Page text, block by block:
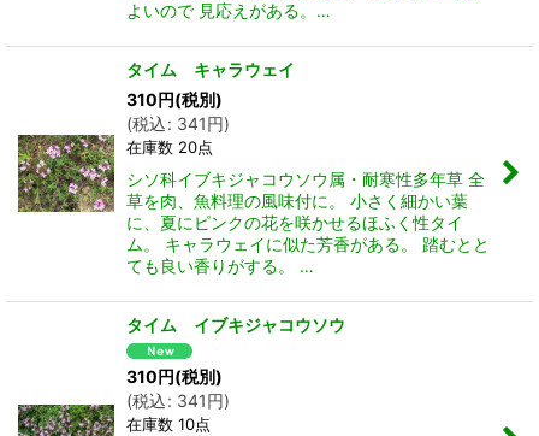
よいので 見応えがある。…
タイム キャラウェイ
310円(税別)
(税込: 341円)
在庫数 20点
シソ科イブキジャコウソウ属・耐寒性多年草 全
草を肉、魚料理の風味付に。 小さく細かい葉
に、夏にピンクの花を咲かせるほふく性タイ
ム。 キャラウェイに似た芳香がある。 踏むとと
ても良い香りがする。 …
タイム イブキジャコウソウ
310円(税別)
(税込: 341円)
在庫数 10点